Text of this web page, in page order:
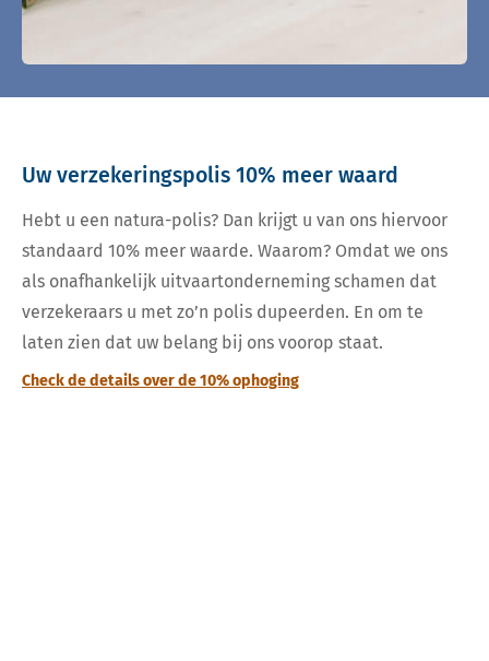
Uw verzekeringspolis 10% meer waard
Hebt u een natura-polis? Dan krijgt u van ons hiervoor
standaard 10% meer waarde. Waarom? Omdat we ons
als onafhankelijk uitvaartonderneming schamen dat
verzekeraars u met zo’n polis dupeerden. En om te
laten zien dat uw belang bij ons voorop staat.
Check de details over de 10% ophoging